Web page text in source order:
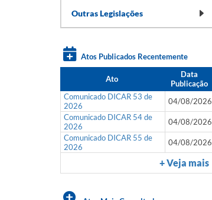
Outras Legislações
Atos Publicados Recentemente
Ato
Data
Publicação
Comunicado DICAR 53 de
2026
04/08/2026
Comunicado DICAR 54 de
2026
04/08/2026
Comunicado DICAR 55 de
2026
04/08/2026
+ Veja mais